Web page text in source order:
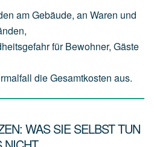
amGebäude, an Waren und
für Bewohner, Gäste
dieGesamtkosten aus.
WAS SIE SELBST TUN